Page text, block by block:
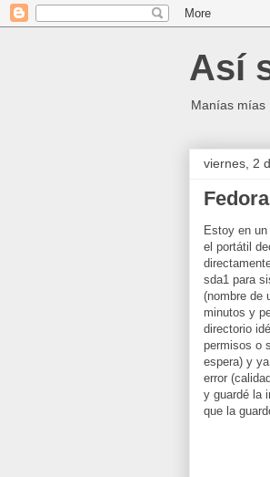
Así
Manías mías
viernes, 2
Estoy en
el portátil
sda1 para
(nombre de
minutos y
directorio
permisos o
espera) y
error
y guardé la
que la